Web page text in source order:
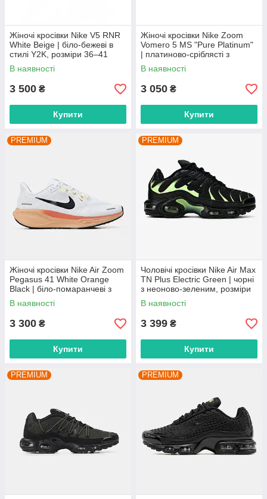
Жіночі кросівки Nike V5 RNR
White Beige | біло-бежеві в
стилі Y2K, розміри 36–41
В наявності
3 500 ₴
Купити
Жіночі кросівки Nike Zoom
Vomero 5 MS "Pure Platinum"
| платиново-сріблясті з
сіткою, розміри 36–42
В наявності
3 050 ₴
Купити
PREMIUM
Жіночі кросівки Nike Air Zoom
Pegasus 41 White Orange
Black | біло-помаранчеві з
чорним, розміри 36–43
В наявності
3 300 ₴
Купити
PREMIUM
Чоловічі кросівки Nike Air Max
TN Plus Electric Green | чорні
з неоново-зеленим, розміри
41–45
В наявності
3 399 ₴
Купити
PREMIUM PREMIUM